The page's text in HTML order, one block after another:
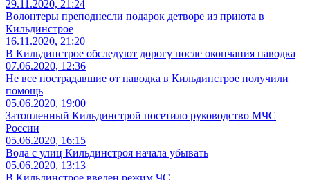
29.11.2020, 21:24
Волонтеры преподнесли подарок детворе из приюта в
Кильдинстрое
16.11.2020, 21:20
В Кильдинстрое обследуют дорогу после окончания паводка
07.06.2020, 12:36
Не все пострадавшие от паводка в Кильдинстрое получили
помощь
05.06.2020, 19:00
Затопленный Кильдинстрой посетило руководство МЧС
России
05.06.2020, 16:15
Вода с улиц Кильдинстроя начала убывать
05.06.2020, 13:13
В Кильдинстрое введен режим ЧС